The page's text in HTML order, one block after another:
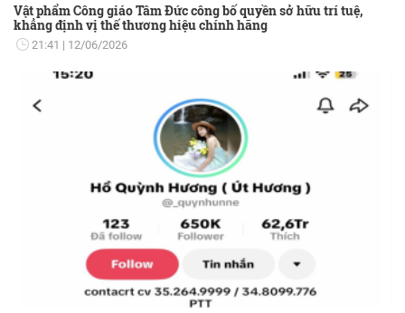
Vật phẩm Công giáo Tâm Đức công bố quyền sở hữu trí tuệ,
khẳng định vị thế thương hiệu chính hãng
21:41 12/06/2026